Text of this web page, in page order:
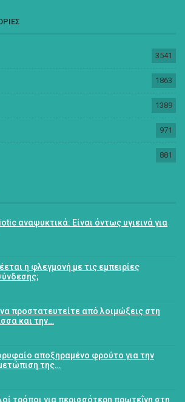
3541
1863
1389
971
881
αναψυκτικά: Είναι όντως υγιεινά για
η φλεγμονή με τις εμπειρίες
προστατευτείτε από λοιμώξεις στη
και την…
αποξηραμένο φρούτο για την
της…
τρόποι για περισσότερη πρωτεΐνη στη